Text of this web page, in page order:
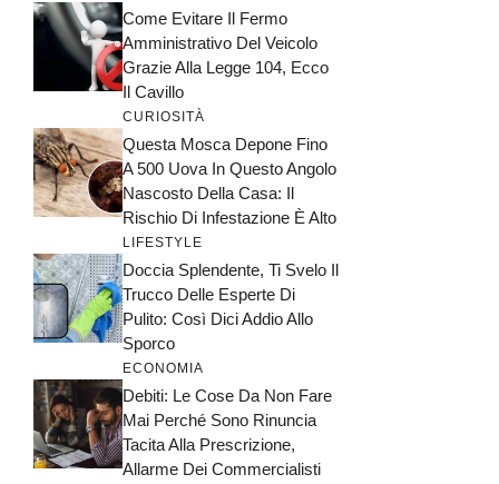
Come Evitare Il Fermo
Amministrativo Del Veicolo
Grazie Alla Legge 104, Ecco
Il Cavillo
CURIOSITÀ
Questa Mosca Depone Fino
A 500 Uova In Questo Angolo
Nascosto Della Casa: Il
Rischio Di Infestazione È Alto
LIFESTYLE
Doccia Splendente, Ti Svelo Il
Trucco Delle Esperte Di
Pulito: Così Dici Addio Allo
Sporco
ECONOMIA
Debiti: Le Cose Da Non Fare
Mai Perché Sono Rinuncia
Tacita Alla Prescrizione,
Allarme Dei Commercialisti